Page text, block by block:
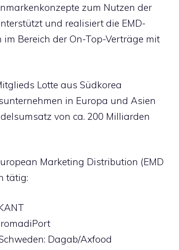
zum Nutzen der
und realisiert die EMD-
Bereich der On-Top-Verträge mit
Lotte aus Südkorea
in Europa und Asien
von ca. 200 Milliarden
Marketing Distribution (EMD
tätig:
Dagab/Axfood